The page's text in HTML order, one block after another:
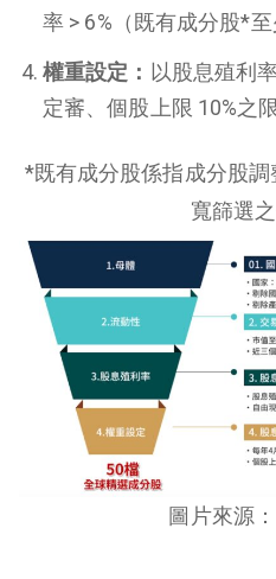
率 > 6%（既有成分股*至
權重設定： 以股息殖利
定審、個股上限 10%之限
*既有成分股係指成分股
寬篩選之
圖片來源：